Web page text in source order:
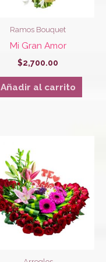
Ramos Bouquet
Mi Gran Amor
$2,700.00
Añadir al carrito